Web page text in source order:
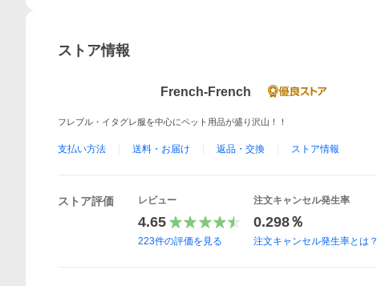
ストア情報
French-French
フレブル・イタグレ服を中心にペット用品が盛り沢山！！
支払い方法 送料・お届け 返品・交換 ストア情報
ストア評価 レビュー
4.65
223件の評価を見る
注文キャンセル発生率
0.298％
注文キャンセル発生率とは？